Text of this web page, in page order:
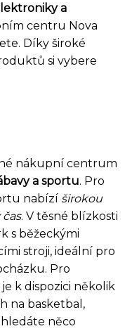
a
centru Nova
Díky široké
si vybere
nákupní centrum
a sportu. Pro
nabízí širokou
. V těsné blízkosti
s běžeckými
stroji, ideální pro
Pro
k dispozici několik
na basketbal,
něco